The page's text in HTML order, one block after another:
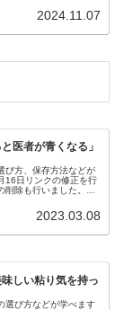
2024.11.07
医者が青くなる」
び方、保存方法などが
16日リンクの修正を行
除も行いました。今
2023.03.08
しい粘り気を持っ
選び方などが学べます